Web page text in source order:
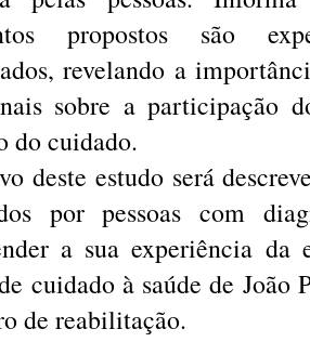
propostos são
revelando a
sobre a participação
do cuidado.
deste estudo será d
por pessoas com
a sua experiência da
cuidado à saúde de João
de reabilitação.